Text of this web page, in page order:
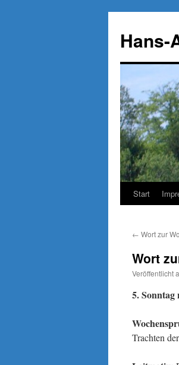
springen
Hans-
Start
← Wort zur
Wort
Veröffentlicht
5. Sonntag
Trachten